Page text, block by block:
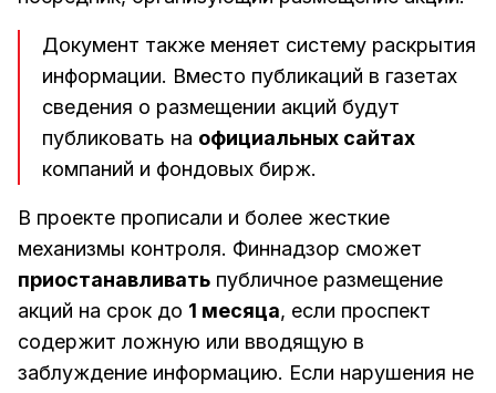
Документ также меняет систему раскрытия
информации. Вместо публикаций в газетах
сведения о размещении акций будут
публиковать на официальных сайтах
компаний и фондовых бирж.
В проекте прописали и более жесткие
механизмы контроля. Финнадзор сможет
приостанавливать публичное размещение
акций на срок до 1 месяца, если проспект
содержит ложную или вводящую в
заблуждение информацию. Если нарушения не